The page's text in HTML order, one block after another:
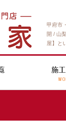
甲府市
開 / 山
屋】と